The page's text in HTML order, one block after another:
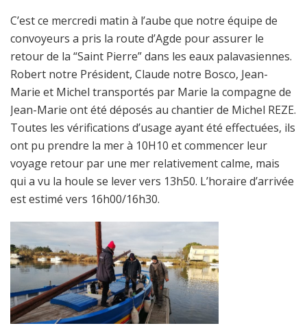
C’est ce mercredi matin à l’aube que notre équipe de
convoyeurs a pris la route d’Agde pour assurer le
retour de la “Saint Pierre” dans les eaux palavasiennes.
Robert notre Président, Claude notre Bosco, Jean-
Marie et Michel transportés par Marie la compagne de
Jean-Marie ont été déposés au chantier de Michel REZE.
Toutes les vérifications d’usage ayant été effectuées, ils
ont pu prendre la mer à 10H10 et commencer leur
voyage retour par une mer relativement calme, mais
qui a vu la houle se lever vers 13h50. L’horaire d’arrivée
est estimé vers 16h00/16h30.